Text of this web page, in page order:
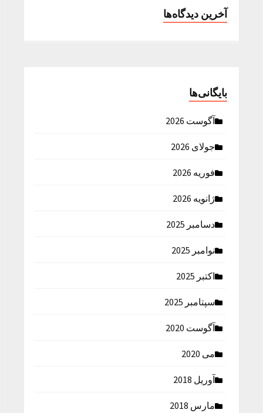
آخرین دیدگاه‌ها
بایگانی‌ها
آگوست 2026
جولای 2026
فوریه 2026
ژانویه 2026
دسامبر 2025
نوامبر 2025
اکتبر 2025
سپتامبر 2025
آگوست 2020
می 2020
آوریل 2018
مارس 2018